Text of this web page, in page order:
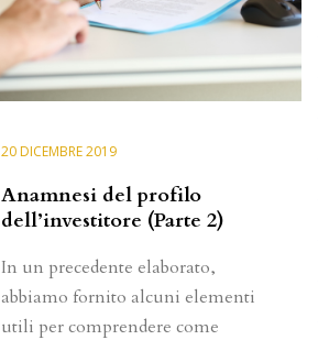
20 DICEMBRE 2019
Anamnesi del profilo
dell’investitore (Parte 2)
In un precedente elaborato,
abbiamo fornito alcuni elementi
utili per comprendere come